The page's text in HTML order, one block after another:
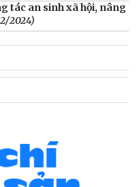
tác an sinh xã hội, nâng
2024)